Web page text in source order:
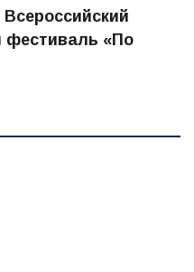
фестиваль «По